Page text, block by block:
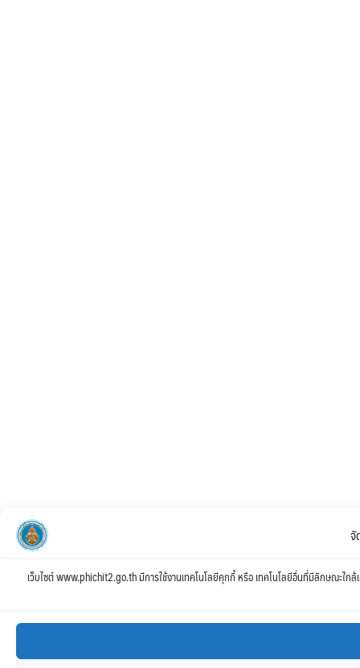
จั
เว็บไซต์ www.phichit2.go.th มีการใช้งานเทคโนโลยีคุกกี้ หรือ เทคโนโลยีอื่นที่มีลักษณะใ